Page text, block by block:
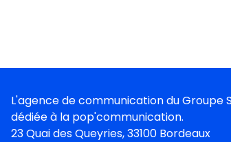
L'agence de communication duGroupe
dédiée à la pop'communication.
23 Quai des Queyries, 33100 Bordeaux